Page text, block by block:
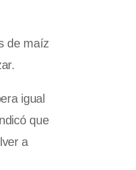
de maíz
igual
que
a